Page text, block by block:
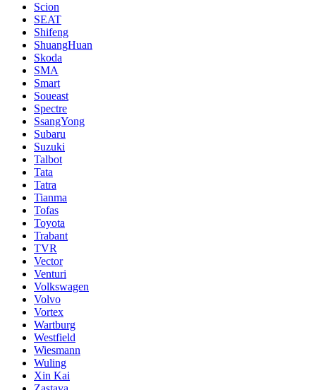
Scion
SEAT
Shifeng
ShuangHuan
Skoda
SMA
Smart
Soueast
Spectre
SsangYong
Subaru
Suzuki
Talbot
Tata
Tatra
Tianma
Tofas
Toyota
Trabant
TVR
Vector
Venturi
Volkswagen
Volvo
Vortex
Wartburg
Westfield
Wiesmann
Wuling
Xin Kai